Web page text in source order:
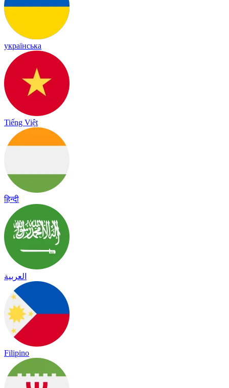
українська
Tiếng Việt
हिन्दी
العربية
Filipino